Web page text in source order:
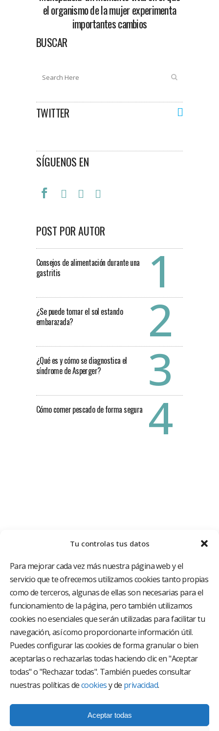
Tu controlas tus datos
Para mejorar cada vez más nuestra página web y el
servicio que te ofrecemos utilizamos cookies tanto propias
como de terceros, algunas de ellas son necesarias para el
funcionamiento de la página, pero también utilizamos
cookies no esenciales que serán utilizadas para facilitar tu
navegación, así como proporcionarte información útil.
Puedes configurar las cookies de forma granular o bien
aceptarlas o rechazarlas todas haciendo clic en "Aceptar
todas" o "Rechazar todas". También puedes consultar
nuestras políticas decookiesy de privacidad.
Aceptar todas
el organismo de la mujer experimenta
importantes cambios
BUSCAR
TWITTER
SÍGUENOS EN
POST POR AUTOR
Consejos de alimentación durante una
gastritis
¿Se puede tomar el sol estando
embarazada?
¿Qué es y cómo se diagnostica el
síndrome de Asperger?
Cómo comer pescado de forma segura
El Grupo Hospitalario HLA es uno de los proveedores
hospitalarios con mayor presencia en España, creado
con el objetivo de proporcionar el acceso a una
asistencia sanitaria de alto nivel. Nuestra red asistencial
está compuesta por 18 hospitales y 37 centros médicos
multiespecialidad.
Síguenos en